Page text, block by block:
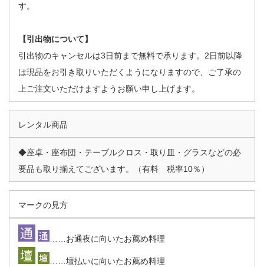
す。
【引出物について】
引出物のキャンセルは3日前まで無料で承ります。2日前以降
は現品をお引き取りいただくようになりますので、ご了承の
上ご注文いただけますようお願い申し上げます。
レンタル商品
◆座卓・座布団・テーブルクロス・取り皿・グラスなどの必
要品も取り揃えてございます。（有料 税率10％）
マークの見方
……お通夜に向いたお薦め料理
……壇払いに向いたお薦め料理